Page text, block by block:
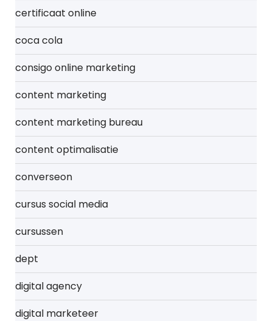
certificaat online
coca cola
consigo online marketing
content marketing
content marketing bureau
content optimalisatie
converseon
cursus social media
cursussen
dept
digital agency
digital marketeer